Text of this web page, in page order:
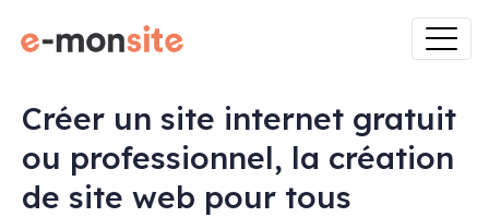
Créer un site internet gratuit
ou professionnel, la création
de site web pour tous